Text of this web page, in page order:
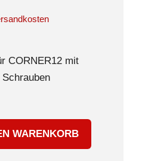
CORNER12 mit
WARENKORB